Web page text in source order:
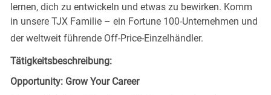
lernen, dich zu entwickeln und etwas zu bewirken. Komm
in unsere TJX Familie – ein Fortune 100-Unternehmen und
der weltweit führende Off-Price-Einzelhändler.
Tätigkeitsbeschreibung:
Opportunity: Grow Your Career